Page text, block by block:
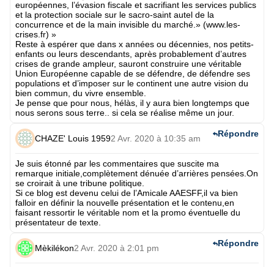
européennes, l’évasion fiscale et sacrifiant les services publics
et la protection sociale sur le sacro-saint autel de la
concurrence et de la main invisible du marché.» (www.les-
crises.fr) »
Reste à espérer que dans x années ou décennies, nos petits-
enfants ou leurs descendants, après probablement d’autres
crises de grande ampleur, sauront construire une véritable
Union Européenne capable de se défendre, de défendre ses
populations et d’imposer sur le continent une autre vision du
bien commun, du vivre ensemble.
Je pense que pour nous, hélàs, il y aura bien longtemps que
nous serons sous terre.. si cela se réalise même un jour.
CHAZE' Louis 19592 Avr. 2020 à 10:35 am
Je suis étonné par les commentaires que suscite ma
remarque initiale,complètement dénuée d’arrières pensées.On
se croirait à une tribune politique.
Si ce blog est devenu celui de l’Amicale AAESFF,il va bien
falloir en définir la nouvelle présentation et le contenu,en
faisant ressortir le véritable nom et la promo éventuelle du
présentateur de texte.
Répondre
Mèkilékon2 Avr. 2020 à 2:01 pm Répondre